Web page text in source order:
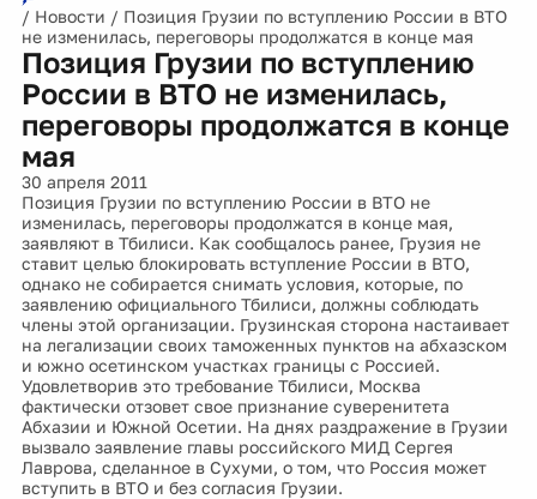
/ Новости / Позиция Грузии по вступлению России в ВТО
не изменилась, переговоры продолжатся в конце мая
Позиция Грузии по вступлению
России в ВТО не изменилась,
переговоры продолжатся в конце
мая
30 апреля 2011
Позиция Грузии по вступлению России в ВТО не
изменилась, переговоры продолжатся в конце мая,
заявляют в Тбилиси. Как сообщалось ранее, Грузия не
ставит целью блокировать вступление России в ВТО,
однако не собирается снимать условия, которые, по
заявлению официального Тбилиси, должны соблюдать
члены этой организации. Грузинская сторона настаивает
на легализации своих таможенных пунктов на абхазском
и южно осетинском участках границы с Россией.
Удовлетворив это требование Тбилиси, Москва
фактически отзовет свое признание суверенитета
Абхазии и Южной Осетии. На днях раздражение в Грузии
вызвало заявление главы российского МИД Сергея
Лаврова, сделанное в Сухуми, о том, что Россия может
вступить в ВТО и без согласия Грузии.